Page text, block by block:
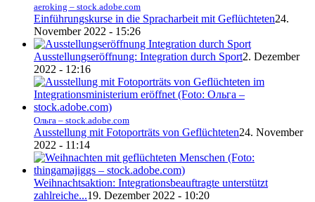
aeroking – stock.adobe.com
Einführungskurse in die Spracharbeit mit Geflüchteten24.
November 2022 - 15:26
Ausstellungseröffnung: Integration durch Sport2. Dezember
2022 - 12:16
Ольга – stock.adobe.com
Ausstellung mit Fotoporträts von Geflüchteten24. November
2022 - 11:14
Weihnachtsaktion: Integrationsbeauftragte unterstützt
zahlreiche...19. Dezember 2022 - 10:20